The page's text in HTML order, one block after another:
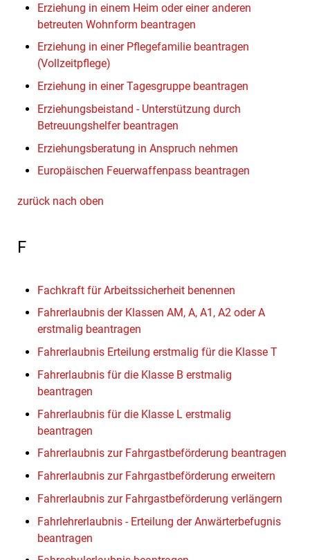
Erziehung in einem Heim oder einer anderen
betreuten Wohnform beantragen
Erziehung in einer Pflegefamilie beantragen
(Vollzeitpflege)
Erziehung in einer Tagesgruppe beantragen
Erziehungsbeistand - Unterstützung durch
Betreuungshelfer beantragen
Erziehungsberatung in Anspruch nehmen
Europäischen Feuerwaffenpass beantragen
zurück nach oben
F
Fachkraft für Arbeitssicherheit benennen
Fahrerlaubnis der Klassen AM, A, A1, A2 oder A
erstmalig beantragen
Fahrerlaubnis Erteilung erstmalig für die Klasse T
Fahrerlaubnis für die Klasse B erstmalig
beantragen
Fahrerlaubnis für die Klasse L erstmalig
beantragen
Fahrerlaubnis zur Fahrgastbeförderung beantragen
Fahrerlaubnis zur Fahrgastbeförderung erweitern
Fahrerlaubnis zur Fahrgastbeförderung verlängern
Fahrlehrerlaubnis - Erteilung der Anwärterbefugnis
beantragen